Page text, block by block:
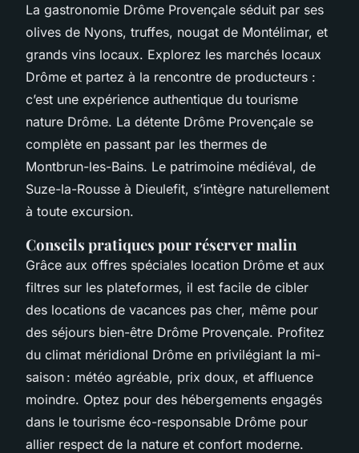
La gastronomie Drôme Provençale séduit par ses
olives de Nyons, truffes, nougat de Montélimar, et
grands vins locaux. Explorez les marchés locaux
Drôme et partez à la rencontre de producteurs :
c’est une expérience authentique du tourisme
nature Drôme. La détente Drôme Provençale se
complète en passant par les thermes de
Montbrun-les-Bains. Le patrimoine médiéval, de
Suze-la-Rousse à Dieulefit, s’intègre naturellement
à toute excursion.
Conseils pratiques pour réserver malin
Grâce aux offres spéciales location Drôme et aux
filtres sur les plateformes, il est facile de cibler
des locations de vacances pas cher, même pour
des séjours bien-être Drôme Provençale. Profitez
du climat méridional Drôme en privilégiant la mi-
saison : météo agréable, prix doux, et affluence
moindre. Optez pour des hébergements engagés
dans le tourisme éco-responsable Drôme pour
allier respect de la nature et confort moderne.